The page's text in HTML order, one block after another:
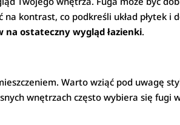
kontrast, co podkreśli układ płytek i
na ostateczny wygląd łazienki.
Warto wziąć pod uwagę
wnętrzach często wybiera się fugi